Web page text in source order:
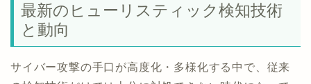
最新のヒューリスティック検知技術
と動向
サイバー攻撃の手口が高度化・多様化する中で、従来